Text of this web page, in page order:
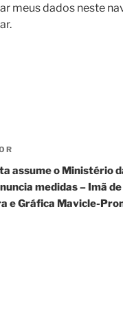
meus dados neste
assume o Ministério
medidas – Imã de
e Gráfica Mavicle-